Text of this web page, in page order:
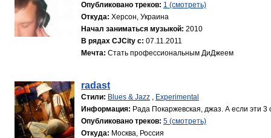
Опубликовано треков: 1 (смотреть)
Откуда: Херсон, Украина
Начал заниматься музыкой: 2010
В рядах CJCity с: 07.11.2011
Мечта: Стать профессиональным ДиДжеем
radast
Стили: Blues & Jazz , Experimental
Информация: Рада Покаржевская, джаз. А если эти 3
Опубликовано треков: 5 (смотреть)
Откуда: Москва, Россия